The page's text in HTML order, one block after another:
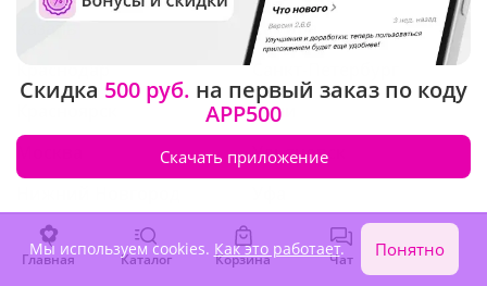
Казань
Новосибирск
Самара
Сочи
Ульяновск
Челябинск
Главная Каталог Корзина Чат Войти
Скидка 500 руб. на первый заказ по коду
APP500
Скачать приложение
Мы используем cookies. Как это работает. Понятно